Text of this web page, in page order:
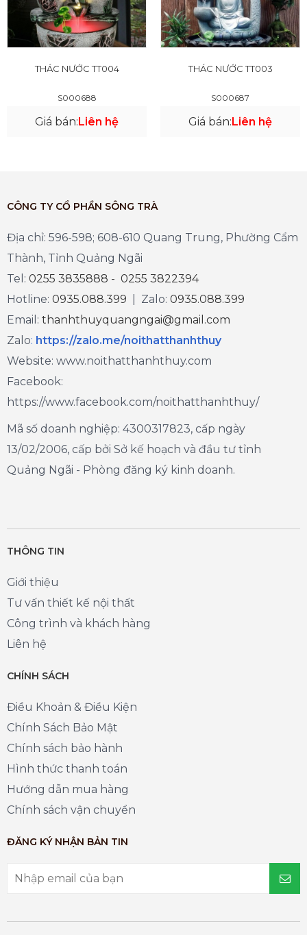
THÁC NƯỚC TT004
S000688
Giá bán:Liên hệ
THÁC NƯỚC TT003
S000687
Giá bán:Liên hệ
CÔNG TY CỔ PHẦN SÔNG TRÀ
Địa chỉ: 596-598; 608-610 Quang Trung, Phường Cẩm
Thành, Tỉnh Quảng Ngãi
Tel: 0255 3835888 - 0255 3822394
Hotline: 0935.088.399 | Zalo: 0935.088.399
Email: thanhthuyquangngai@gmail.com
Zalo: https://zalo.me/noithatthanhthuy
Website: www.noithatthanhthuy.com
Facebook:
https://www.facebook.com/noithatthanhthuy/
Mã số doanh nghiệp: 4300317823, cấp ngày
13/02/2006, cấp bởi Sở kế hoạch và đầu tư tỉnh
Quảng Ngãi - Phòng đăng ký kinh doanh.
THÔNG TIN
Giới thiệu
Tư vấn thiết kế nội thất
Công trình và khách hàng
Liên hệ
CHÍNH SÁCH
Điều Khoản & Điều Kiện
Chính Sách Bảo Mật
Chính sách bảo hành
Hình thức thanh toán
Hướng dẫn mua hàng
Chính sách vận chuyển
ĐĂNG KÝ NHẬN BẢN TIN